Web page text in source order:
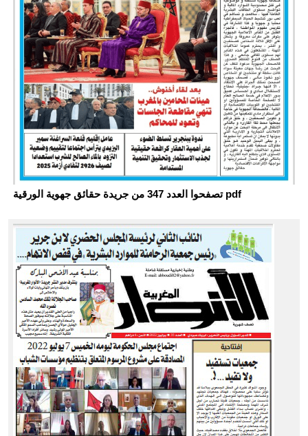
تصفحوا العدد 347 من جريدة حقائق جهوية الورقية pdf